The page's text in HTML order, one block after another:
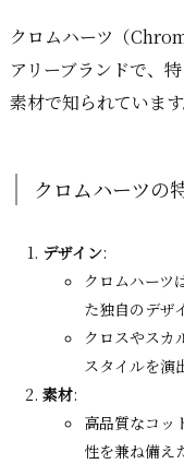
クロムハーツ（
アリーブランドで、
素材で知られています
クロムハーツの
デザイン:
クロムハーツ
た独自のデザ
クロスやスカ
スタイルを演
素材:
高品質なコッ
性を兼ね備え